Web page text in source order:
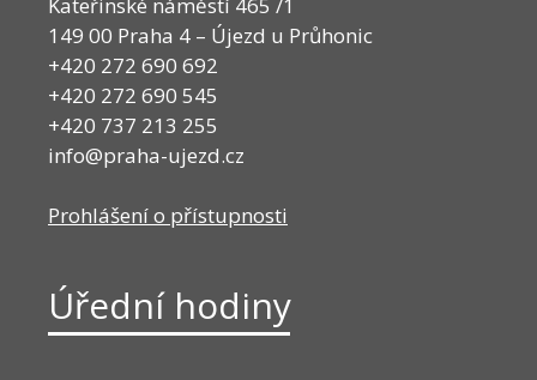
149 00 Praha 4 – Újezd u Průhonic
+420 272 690 692
+420 272 690 545
+420 737 213 255
info@praha-ujezd.cz
Prohlášení o přístupnosti
Úřední hodiny